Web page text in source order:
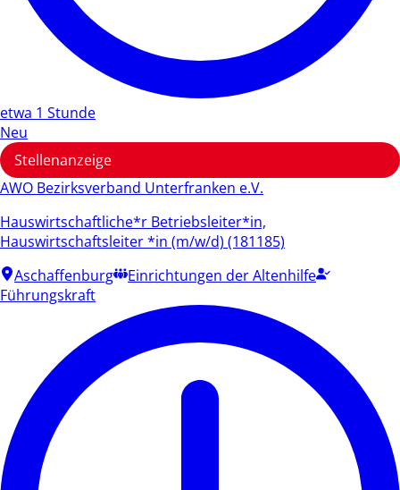
etwa 1 Stunde
Neu
Stellenanzeige
AWO Bezirksverband Unterfranken e.V.
Hauswirtschaftliche*r Betriebsleiter*in,
Hauswirtschaftsleiter *in (m/w/d) (181185)
Aschaffenburg
Einrichtungen der Altenhilfe
Führungskraft